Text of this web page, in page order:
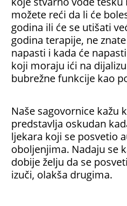
možete reći da li će
godina ili će se utišati
godina terapije, ne
napasti i kada će
koji moraju ići na
bubrežne funkcije kao
Naše sagovornice kažu
predstavlja oskudan
ljekara koji se posvetio
oboljenjima. Nadaju se
dobije želju da se
izuči, olakša drugima.